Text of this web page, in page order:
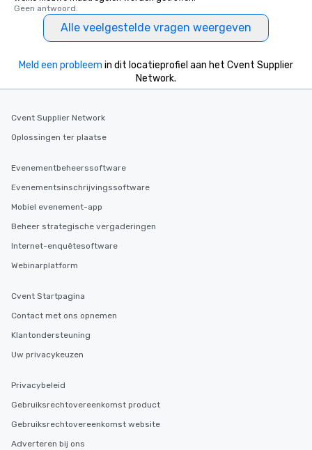
Geen antwoord.
Alle veelgestelde vragen weergeven
Meld een probleem in dit locatieprofiel aan het Cvent Supplier
Network.
Cvent Supplier Network
Oplossingen ter plaatse
Evenementbeheerssoftware
Evenementsinschrijvingssoftware
Mobiel evenement-app
Beheer strategische vergaderingen
Internet-enquêtesoftware
Webinarplatform
Cvent Startpagina
Contact met ons opnemen
Klantondersteuning
Uw privacykeuzen
Privacybeleid
Gebruiksrechtovereenkomst product
Gebruiksrechtovereenkomst website
Adverteren bij ons